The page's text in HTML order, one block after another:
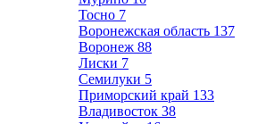
Тосно 7
Воронежская область 137
Воронеж 88
Лиски 7
Семилуки 5
Приморский край 133
Владивосток 38